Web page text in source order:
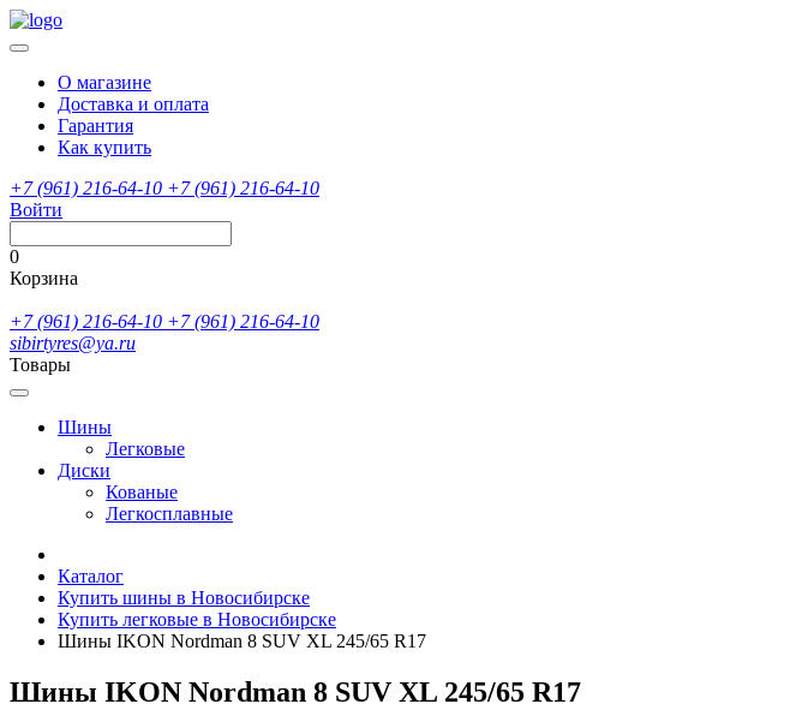
О магазине
Доставка и оплата
Гарантия
Как купить
+7 (961) 216-64-10 +7 (961) 216-64-10
Войти
0
Корзина
+7 (961) 216-64-10 +7 (961) 216-64-10
sibirtyres@ya.ru
Товары
Шины
Легковые
Диски
Кованые
Легкосплавные
Каталог
Купить шины в Новосибирске
Купить легковые в Новосибирске
Шины IKON Nordman 8 SUV XL 245/65 R17
Шины IKON Nordman 8 SUV XL 245/65 R17